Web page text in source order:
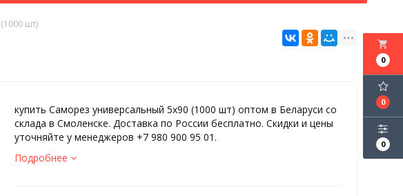
шт)
local_grocery_store
0
0
0
купить Саморез универсальный 5х90 (1000 шт) оптом в Беларуси со
склада в Смоленске. Доставка по России бесплатно. Скидки и цены
уточняйте у менеджеров +7 980 900 95 01.
Подробнее